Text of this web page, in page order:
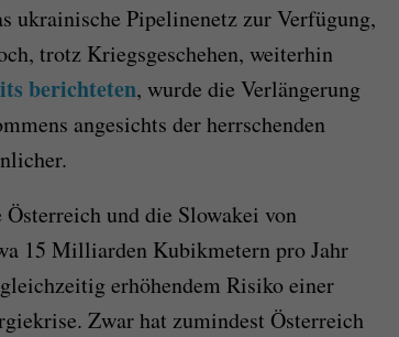
ukrainische Pipelinenetz zur Verfügung,
trotz Kriegsgeschehen, weiterhin
berichteten, wurde die Verlängerung
angesichts der herrschenden
und die Slowakei von
15 Milliarden Kubikmetern pro Jahr
erhöhendem Risiko einer
Zwar hat zumindest Österreich